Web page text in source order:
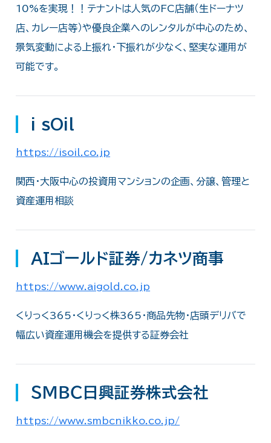
10%を実現！！テナントは人気のFC店舗（生ドーナツ
店、カレー店等）や優良企業へのレンタルが中心のため、
景気変動による上振れ・下振れが少なく、堅実な運用が
可能です。
i sOil
https://isoil.co.jp
関西・大阪中心の投資用マンションの企画、分譲、管理と
資産運用相談
AIゴールド証券/カネツ商事
https://www.aigold.co.jp
くりっく365・くりっく株365・商品先物・店頭デリバで
幅広い資産運用機会を提供する証券会社
ＳＭＢＣ日興証券株式会社
https://www.smbcnikko.co.jp/